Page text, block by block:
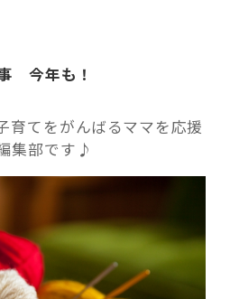
し 住み替え相談
今年も！
育てをがんばるママを応援
集部です♪